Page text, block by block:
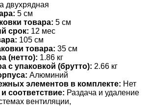
двухрядная
5 см
товара: 5 см
срок: 12 мес
105 см
товара: 35 см
(нетто): 1.86 кг
с упаковкой (брутто): 2.66 кг
Алюминий
элементов в комплекте: Нет
соответствие: Раздача и удаление
вентиляции,